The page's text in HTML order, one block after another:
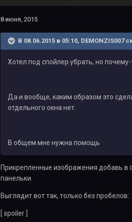
8 июня, 2015
В 08.06.2015 в 05:10, DEMONZIS007
Хотел под спойлер убрать, но
Да и вообще, каким образом это
отдельного окна нет.
В общем мне нужна помощь
Прикрепленные изображения добавь
панельки.
Выглядит вот так, только без пробелов:
[ spoiler ]